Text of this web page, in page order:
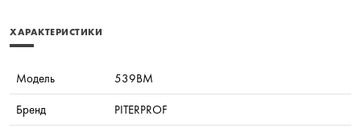
ХАРАКТЕРИСТИКИ
Модель
539BM
Бренд
PITERPROF